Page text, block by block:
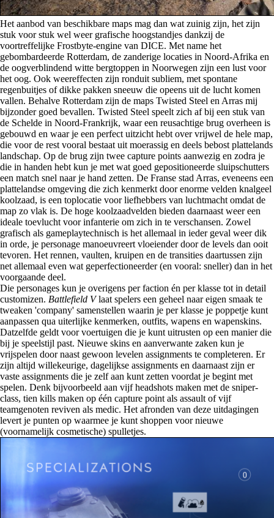
Het aanbod van beschikbare maps mag dan wat zuinig zijn, het zijn
stuk voor stuk wel weer grafische hoogstandjes dankzij de
voortreffelijke Frostbyte-engine van DICE. Met name het
gebombardeerde Rotterdam, de zanderige locaties in Noord-Afrika en
de oogverblindend witte bergtoppen in Noorwegen zijn een lust voor
het oog. Ook weereffecten zijn ronduit subliem, met spontane
regenbuitjes of dikke pakken sneeuw die opeens uit de lucht komen
vallen. Behalve Rotterdam zijn de maps Twisted Steel en Arras mij
bijzonder goed bevallen. Twisted Steel speelt zich af bij een stuk van
de Schelde in Noord-Frankrijk, waar een reusachtige brug overheen is
gebouwd en waar je een perfect uitzicht hebt over vrijwel de hele map,
die voor de rest vooral bestaat uit moerassig en deels bebost plattelands
landschap. Op de brug zijn twee capture points aanwezig en zodra je
die in handen hebt kun je met wat goed gepositioneerde sluipschutters
een match snel naar je hand zetten. De Franse stad Arras, eveneens een
plattelandse omgeving die zich kenmerkt door enorme velden knalgeel
koolzaad, is een toplocatie voor liefhebbers van luchtmacht omdat de
map zo vlak is. De hoge koolzaadvelden bieden daarnaast weer een
ideale toevlucht voor infanterie om zich in te verschansen. Zowel
grafisch als gameplaytechnisch is het allemaal in ieder geval weer dik
in orde, je personage manoeuvreert vloeiender door de levels dan ooit
tevoren. Het rennen, vaulten, kruipen en de transities daartussen zijn
net allemaal even wat geperfectioneerder (en vooral: sneller) dan in het
voorgaande deel.
Die personages kun je overigens per faction én per klasse tot in detail
customizen. Battlefield Vlaat spelers een geheel naar eigen smaak te
tweaken 'company' samenstellen waarin je per klasse je poppetje kunt
aanpassen qua uiterlijke kenmerken, outfits, wapens en wapenskins.
Datzelfde geldt voor voertuigen die je kunt uitrusten op een manier die
bij je speelstijl past. Nieuwe skins en aanverwante zaken kun je
vrijspelen door naast gewoon levelen assignments te completeren. Er
zijn altijd willekeurige, dagelijkse assignments en daarnaast zijn er
vaste assignments die je zelf aan kunt zetten voordat je begint met
spelen. Denk bijvoorbeeld aan vijf headshots maken met de sniper-
class, tien kills maken op één capture point als assault of vijf
teamgenoten reviven als medic. Het afronden van deze uitdagingen
levert je punten op waarmee je kunt shoppen voor nieuwe
(voornamelijk cosmetische) spulletjes.